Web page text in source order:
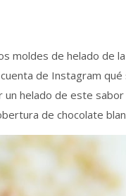
moldes de helado de
de Instagram
un helado de este
de chocolate